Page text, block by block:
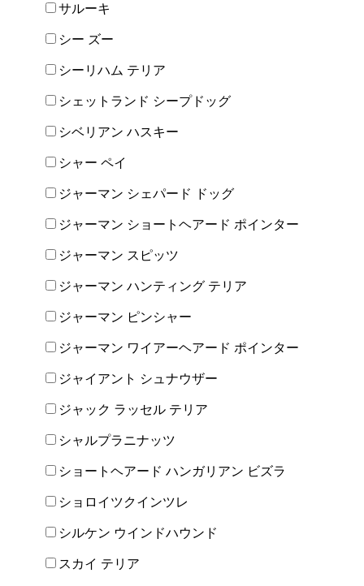
サルーキ
シー ズー
シーリハム テリア
シェットランド シープドッグ
シベリアン ハスキー
シャー ペイ
ジャーマン シェパード ドッグ
ジャーマン ショートヘアード ポインター
ジャーマン スピッツ
ジャーマン ハンティング テリア
ジャーマン ピンシャー
ジャーマン ワイアーヘアード ポインター
ジャイアント シュナウザー
ジャック ラッセル テリア
シャルプラニナッツ
ショートヘアード ハンガリアン ビズラ
ショロイツクインツレ
シルケン ウインドハウンド
スカイ テリア